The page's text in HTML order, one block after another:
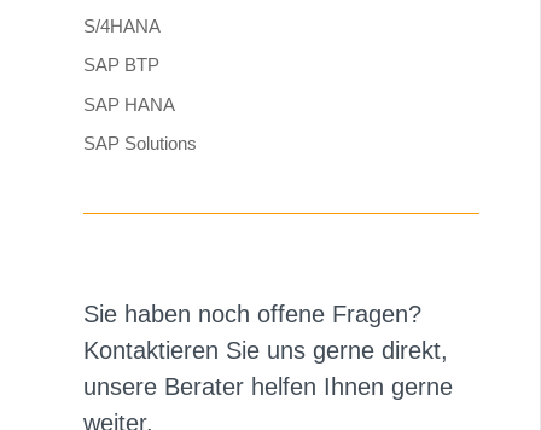
S/4HANA
SAP BTP
SAP HANA
SAP Solutions
Sie haben noch offene Fragen?
Kontaktieren Sie uns gerne direkt,
unsere Berater helfen Ihnen gerne
weiter.